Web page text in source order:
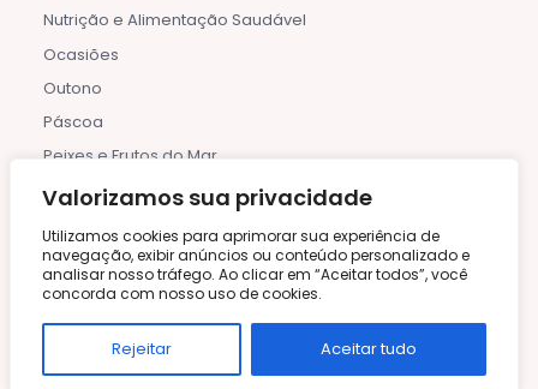
Valorizamos sua privacidade
Utilizamos cookies para aprimorar sua experiência de
navegação, exibir anúncios ou conteúdo personalizado e
analisar nosso tráfego. Ao clicar em “Aceitar todos”, você
concorda com nosso uso de cookies.
Rejeitar Aceitar tudo
Nutrição e Alimentação Saudável
Ocasiões
Outono
Páscoa
Peixes e Frutos do Mar
Piqueniques
Pratos de Uma Panela
Pratos Principais
Pratos Regionais
Primavera